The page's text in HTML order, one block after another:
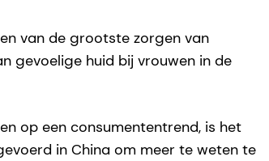
van de grootste zorgen van
gevoelige huid bij vrouwen in de
op een consumententrend, is het
in China om meer te weten te